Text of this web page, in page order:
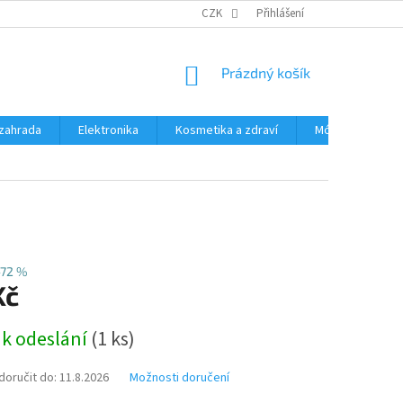
PODMÍNKY OCHRANY OSOBNÍCH ÚDAJŮ ČASTÉ DOTAZY A
CZK Přihlášení
NÁKUPNÍ
Prázdný košík
Elektronika Kosmetika a zdraví Móda
%
odeslání(1 ks)
do: 11.8.2026 Možnosti doručení